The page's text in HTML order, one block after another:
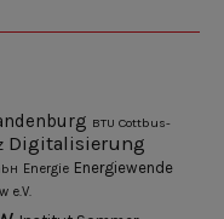
BTU Cottbus-
Digitalisierung
Energie Energiewende
e.V.